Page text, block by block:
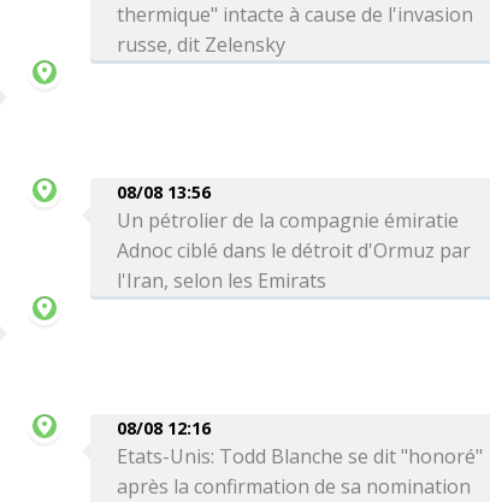
thermique" intacte à cause de l'invasion
russe, dit Zelensky
08/08 13:56
Un pétrolier de la compagnie émiratie
Adnoc ciblé dans le détroit d'Ormuz par
l'Iran, selon les Emirats
08/08 12:16
Etats-Unis: Todd Blanche se dit "honoré"
après la confirmation de sa nomination